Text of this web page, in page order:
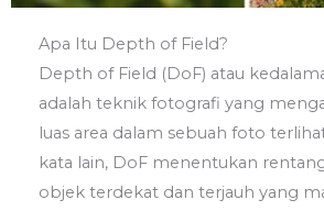
Apa Itu Depth of Field?
Depth of Field (DoF) atau
adalah teknik fotografi yang
luas area dalam sebuah foto
kata lain, DoF menentukan
objek terdekat dan terjauh yang